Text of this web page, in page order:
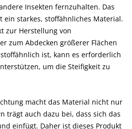
Insekten fernzuhalten. Das
ein starkes, stoffähnliches Material.
zur Herstellung von
zum Abdecken größerer Flächen
ist, kann es erforderlich
um die Steifigkeit zu
macht das Material nicht nur
trägt auch dazu bei, dass sich das
einfügt. Daher ist dieses Produkt